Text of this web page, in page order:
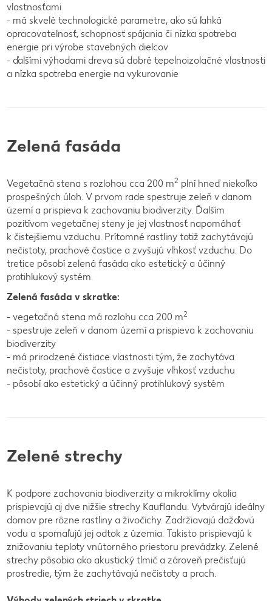
vlastnosťami
- má skvelé technologické parametre, ako sú ľahká
opracovateľnosť, schopnosť spájania či nízka spotreba
energie pri výrobe stavebných dielcov
- ďalšími výhodami dreva sú dobré tepelnoizolačné vlastnosti
a nízka spotreba energie na vykurovanie
Zelená fasáda
Vegetačná stena s rozlohou cca 200 m2 plní hneď niekoľko
prospešných úloh. V prvom rade spestruje zeleň v danom
území a prispieva k zachovaniu biodiverzity. Ďalším
pozitívom vegetačnej steny je jej vlastnosť napomáhať
k čistejšiemu vzduchu. Prítomné rastliny totiž zachytávajú
nečistoty, prachové častice a zvyšujú vlhkosť vzduchu. Do
tretice pôsobí zelená fasáda ako estetický a účinný
protihlukový systém.
Zelená fasáda v skratke:
- vegetačná stena má rozlohu cca 200 m2
- spestruje zeleň v danom území a prispieva k zachovaniu
biodiverzity
- má prirodzené čistiace vlastnosti tým, že zachytáva
nečistoty, prachové častice a zvyšuje vlhkosť vzduchu
- pôsobí ako estetický a účinný protihlukový systém
Zelené strechy
K podpore zachovania biodiverzity a mikroklímy okolia
prispievajú aj dve nižšie strechy Kauflandu. Vytvárajú ideálny
domov pre rôzne rastliny a živočíchy. Zadržiavajú dažďovú
vodu a spomaľujú jej odtok z územia. Takisto prispievajú k
znižovaniu teploty vnútorného priestoru prevádzky. Zelené
strechy pôsobia ako akustický tlmič a zároveň prečisťujú
prostredie, tým že zachytávajú nečistoty a prach.